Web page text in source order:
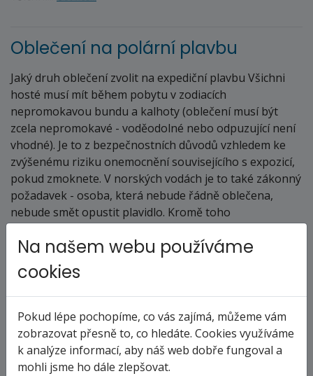
Oblečení na polární plavbu
Jaký druh oblečení zvolit na expediční plavbu Všichni
hosté musí mít během pobytu v zodiacích
nepromokavou bundu a kalhoty (oblečení musí být
zcela nepromokavé - voděodolné nebo odpuzující není
vhodné). Je to z bezpečnostních důvodů vzhledem ke
zvýšenému riziku onemocnění souvisejícího s expozicí,
pokud zmoknete. V norských vodách je to také zákonný
požadavek - osoba, která nebude řádně oblečena,
nebude smět opustit plavidlo. Kromě toho
které můžete snadno přidávat nebo ubírat po...
Dokumenty
V této sekci najdete všechny důležité
dokumenty k plavbám (katalogy plaveb ke
stažení, ceníky, infoletáky plavebních
Na našem webu používáme
cookies
Pokud lépe pochopíme, co vás zajímá, můžeme vám
zobrazovat přesně to, co hledáte. Cookies využíváme
k analýze informací, aby náš web dobře fungoval a
mohli jsme ho dále zlepšovat.